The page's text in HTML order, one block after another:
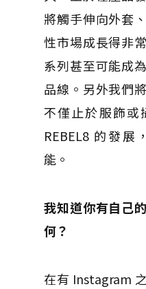
將觸手伸向外套
性市場成長得非
系列甚至可能成
品線。另外我們
不僅止於服飾或
REBEL8 的發
能。
我知道你有自己
何？
在有 Instagram